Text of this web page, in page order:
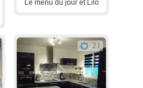
Le menu du jour et Lilo
21